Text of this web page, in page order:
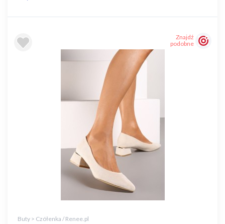
Znajdź
podobne
Buty > Czółenka / Renee.pl